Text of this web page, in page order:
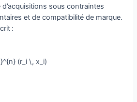
d’acquisitions sous contraintes
et de compatibilité de marque.
:
(r_i \, x_i)